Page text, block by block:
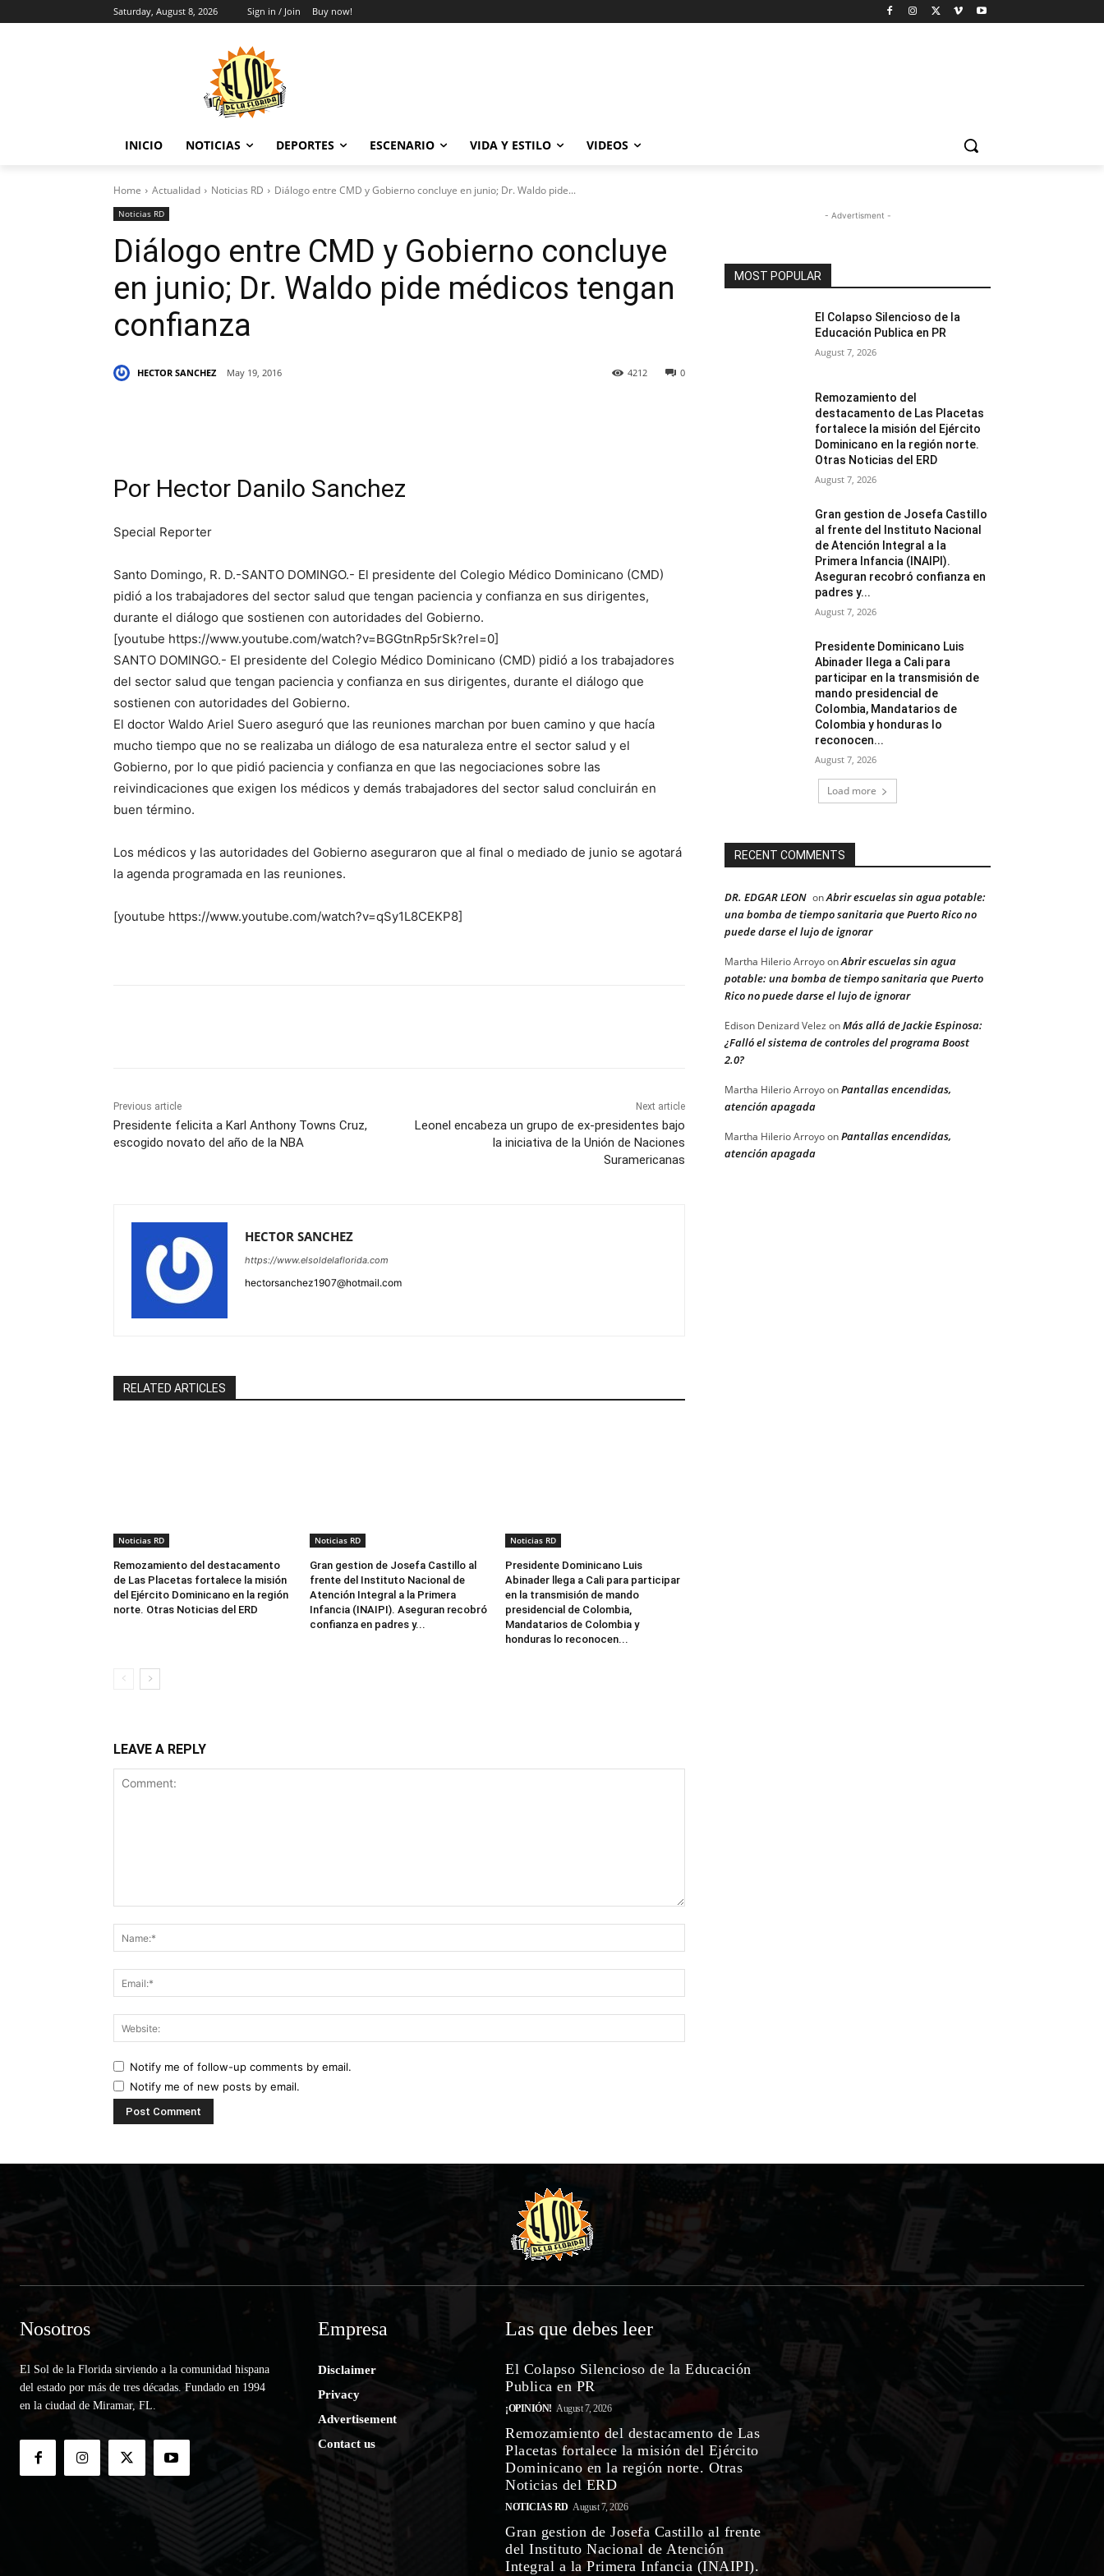
Saturday, August 8, 2026 Sign in / Join Buy now!
INICIO NOTICIAS DEPORTES ESCENARIO VIDA Y ESTILO VIDEOS
Home Actualidad Noticias RD Diálogo entre CMD y Gobierno concluye en junio; Dr. Waldo pide...
Noticias RD
Diálogo entre CMD y Gobierno concluye
en junio; Dr. Waldo pide médicos tengan
confianza
HECTOR SANCHEZ May 19, 2016 0
4212
Por Hector Danilo Sanchez
Special Reporter
Santo Domingo, R. D.-SANTO DOMINGO.- El presidente del Colegio Médico Dominicano (CMD)
pidió a los trabajadores del sector salud que tengan paciencia y confianza en sus dirigentes,
durante el diálogo que sostienen con autoridades del Gobierno.
[youtube https://www.youtube.com/watch?v=BGGtnRp5rSk?rel=0]
SANTO DOMINGO.- El presidente del Colegio Médico Dominicano (CMD) pidió a los trabajadores
del sector salud que tengan paciencia y confianza en sus dirigentes, durante el diálogo que
sostienen con autoridades del Gobierno.
El doctor Waldo Ariel Suero aseguró que las reuniones marchan por buen camino y que hacía
mucho tiempo que no se realizaba un diálogo de esa naturaleza entre el sector salud y el
Gobierno, por lo que pidió paciencia y confianza en que las negociaciones sobre las
reivindicaciones que exigen los médicos y demás trabajadores del sector salud concluirán en
buen término.
Los médicos y las autoridades del Gobierno aseguraron que al final o mediado de junio se agotará
la agenda programada en las reuniones.
[youtube https://www.youtube.com/watch?v=qSy1L8CEKP8]
Previous article
Presidente felicita a Karl Anthony Towns Cruz,
escogido novato del año de la NBA
Next article
Leonel encabeza un grupo de ex-presidentes bajo
la iniciativa de la Unión de Naciones
Suramericanas
HECTOR SANCHEZ
https://www.elsoldelaflorida.com
hectorsanchez1907@hotmail.com
RELATED ARTICLES
Noticias RD
Remozamiento del destacamento
de Las Placetas fortalece la misión
del Ejército Dominicano en la región
norte. Otras Noticias del ERD
Noticias RD
Gran gestion de Josefa Castillo al
frente del Instituto Nacional de
Atención Integral a la Primera
Infancia (INAIPI). Aseguran recobró
confianza en padres y...
Noticias RD
Presidente Dominicano Luis
Abinader llega a Cali para participar
en la transmisión de mando
presidencial de Colombia,
Mandatarios de Colombia y
honduras lo reconocen...
LEAVE A REPLY
Notify me of follow-up comments by email.
Notify me of new posts by email.
- Advertisment -
MOST POPULAR
El Colapso Silencioso de la
Educación Publica en PR
August 7, 2026
Remozamiento del
destacamento de Las Placetas
fortalece la misión del Ejército
Dominicano en la región norte.
Otras Noticias del ERD
August 7, 2026
Gran gestion de Josefa Castillo
al frente del Instituto Nacional
de Atención Integral a la
Primera Infancia (INAIPI).
Aseguran recobró confianza en
padres y...
August 7, 2026
Presidente Dominicano Luis
Abinader llega a Cali para
participar en la transmisión de
mando presidencial de
Colombia, Mandatarios de
Colombia y honduras lo
reconocen...
August 7, 2026
Load more
RECENT COMMENTS
DR. EDGAR LEON onAbrir escuelas sin agua potable:
una bomba de tiempo sanitaria que Puerto Rico no
puede darse el lujo de ignorar
Martha Hilerio ArroyoonAbrir escuelas sin agua
potable: una bomba de tiempo sanitaria que Puerto
Rico no puede darse el lujo de ignorar
Edison Denizard Velez onMás allá de Jackie Espinosa:
¿Falló el sistema de controles del programa Boost
2.0?
Martha Hilerio ArroyoonPantallas encendidas,
atención apagada
Martha Hilerio ArroyoonPantallas encendidas,
atención apagada
Nosotros
El Sol de la Florida sirviendo a la comunidad hispana
del estado por más de tres décadas. Fundado en 1994
en la ciudad de Miramar, FL.
Empresa
Disclaimer
Privacy
Advertisement
Contact us
Las que debes leer
El Colapso Silencioso de la Educación
Publica en PR
¡OPINIÓN! August 7, 2026
Remozamiento del destacamento de Las
Placetas fortalece la misión del Ejército
Dominicano en la región norte. Otras
Noticias del ERD
NOTICIAS RD August 7, 2026
Gran gestion de Josefa Castillo al frente
del Instituto Nacional de Atención
Integral a la Primera Infancia (INAIPI).